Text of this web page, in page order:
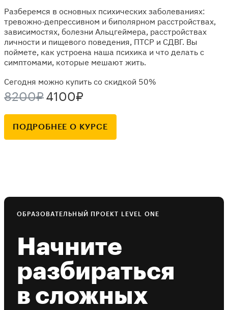
Разберемся в основных психических заболеваниях:
тревожно-депрессивном и биполярном расстройствах,
зависимостях, болезни Альцгеймера, расстройствах
личности и пищевого поведения, ПТСР и СДВГ. Вы
поймете, как устроена наша психика и что делать с
симптомами, которые мешают жить.
Сегодня можно купить со скидкой 50%
8200₽ 4100₽
ПОДРОБНЕЕ О КУРСЕ
ОБРАЗОВАТЕЛЬНЫЙ ПРОЕКТ LEVEL ONE
Начните
разбираться
в сложных